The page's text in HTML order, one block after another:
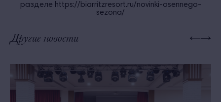
разделе https://biarritzresort.ru/novinki-osennego-
sezona/
Другие новости